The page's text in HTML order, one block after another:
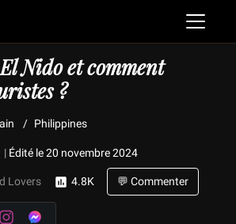
Nido et comment
?
Philippines
| Édité le 20 novembre 2024
Lovers 4.8K 💬 Commenter